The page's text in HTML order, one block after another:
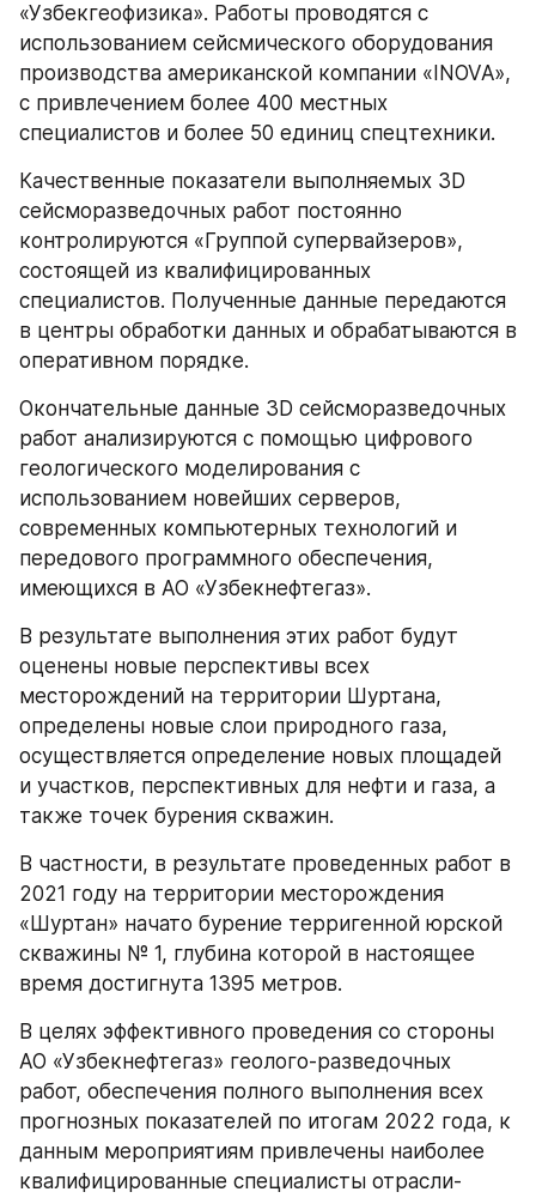
«Узбекгеофизика». Работы проводятся с
использованием сейсмического оборудования
производства американской компании «INOVA»,
с привлечением более 400 местных
специалистов и более 50 единиц спецтехники.
Качественные показатели выполняемых 3D
сейсморазведочных работ постоянно
контролируются «Группой супервайзеров»,
состоящей из квалифицированных
специалистов. Полученные данные передаются
в центры обработки данных и обрабатываются в
оперативном порядке.
Окончательные данные 3D сейсморазведочных
работ анализируются с помощью цифрового
геологического моделирования с
использованием новейших серверов,
современных компьютерных технологий и
передового программного обеспечения,
имеющихся в АО «Узбекнефтегаз».
В результате выполнения этих работ будут
оценены новые перспективы всех
месторождений на территории Шуртана,
определены новые слои природного газа,
осуществляется определение новых площадей
и участков, перспективных для нефти и газа, а
также точек бурения скважин.
В частности, в результате проведенных работ в
2021 году на территории месторождения
«Шуртан» начато бурение терригенной юрской
скважины № 1, глубина которой в настоящее
время достигнута 1395 метров.
В целях эффективного проведения со стороны
АО «Узбекнефтегаз» геолого-разведочных
работ, обеспечения полного выполнения всех
прогнозных показателей по итогам 2022 года, к
данным мероприятиям привлечены наиболее
квалифицированные специалисты отрасли-